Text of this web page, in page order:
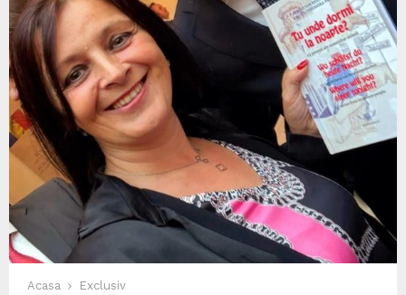
Acasa
Exclusiv